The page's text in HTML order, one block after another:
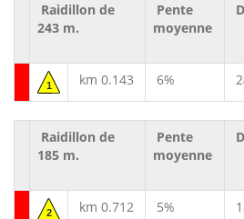
Raidillon de
243 m.
Pente
moyenne
1 km 0.143 6%
Raidillon de
185 m.
Pente
moyenne
2 km 0.712 5%